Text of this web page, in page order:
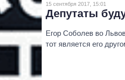
15 сентября 2017, 15:01
Депутаты
Егор Соболев во
тот является его